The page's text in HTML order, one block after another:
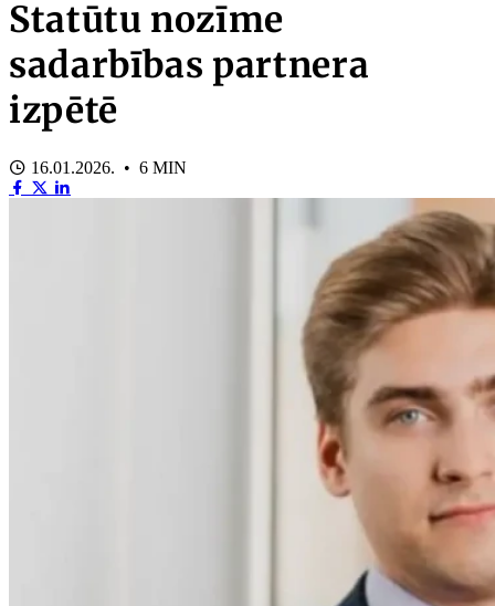
Statūtu nozīme
sadarbības partnera
izpētē
16.01.2026. • 6 MIN